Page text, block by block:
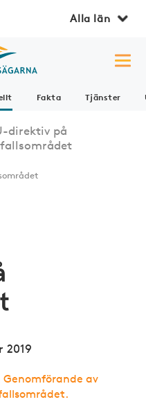
Alla län
Fakta Tjänster
direktiv på
2019
av